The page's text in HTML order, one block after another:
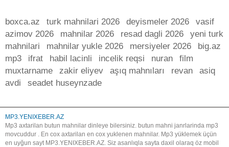
boxca.az turk mahnilari 2026 deyismeler 2026
vasif
azimov 2026
mahnilar 2026 resad dagli 2026
yeni turk
mahnilari
mahnilar yukle 2026 mersiyeler 2026
big.az
mp3
ifrat habil lacinli incelik reqsi nuran
film
muxtarname
zakir eliyev aşıq mahnıları revan
asiq
avdi
seadet huseynzade
MP3.YENIXEBER.AZ
Mp3 axtarilan butun mahnilar dinleye bilersiniz. butun mahni janrlarinda mp3
movcuddur . En cox axtarilan en cox yuklenen mahnilar. Mp3 yüklemek üçün
en uyğun sayt MP3.YENIXEBER.AZ. Siz asanlıqla sayta daxil olaraq öz mobil